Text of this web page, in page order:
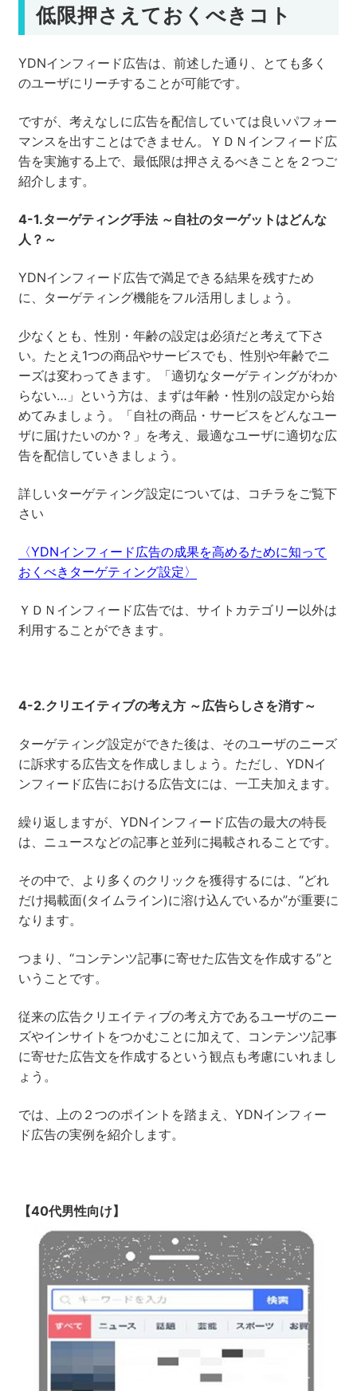
低限押さえておくべきコト
YDNインフィード広告は、前述した通り、とても多く
のユーザにリーチすることが可能です。
ですが、考えなしに広告を配信していては良いパフォー
マンスを出すことはできません。ＹＤＮインフィード広
告を実施する上で、最低限は押さえるべきことを２つご
紹介します。
4-1.ターゲティング手法 ～自社のターゲットはどんな
人？～
YDNインフィード広告で満足できる結果を残すため
に、ターゲティング機能をフル活用しましょう。
少なくとも、性別・年齢の設定は必須だと考えて下さ
い。たとえ1つの商品やサービスでも、性別や年齢でニ
ーズは変わってきます。「適切なターゲティングがわか
らない…」という方は、まずは年齢・性別の設定から始
めてみましょう。「自社の商品・サービスをどんなユー
ザに届けたいのか？」を考え、最適なユーザに適切な広
告を配信していきましょう。
詳しいターゲティング設定については、コチラをご覧下
さい
〈YDNインフィード広告の成果を高めるために知って
おくべきターゲティング設定〉
ＹＤＮインフィード広告では、サイトカテゴリー以外は
利用することができます。
4-2.クリエイティブの考え方 ～広告らしさを消す～
ターゲティング設定ができた後は、そのユーザのニーズ
に訴求する広告文を作成しましょう。ただし、YDNイ
ンフィード広告における広告文には、一工夫加えます。
繰り返しますが、YDNインフィード広告の最大の特長
は、ニュースなどの記事と並列に掲載されることです。
その中で、より多くのクリックを獲得するには、“どれ
だけ掲載面(タイムライン)に溶け込んでいるか”が重要に
なります。
つまり、“コンテンツ記事に寄せた広告文を作成する”と
いうことです。
従来の広告クリエイティブの考え方であるユーザのニー
ズやインサイトをつかむことに加えて、コンテンツ記事
に寄せた広告文を作成するという観点も考慮にいれまし
ょう。
では、上の２つのポイントを踏まえ、YDNインフィー
ド広告の実例を紹介します。
【40代男性向け】